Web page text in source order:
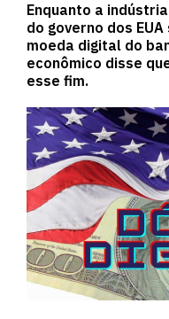
Enquanto a
do governo dos
moeda digital do
econômico disse
esse fim.